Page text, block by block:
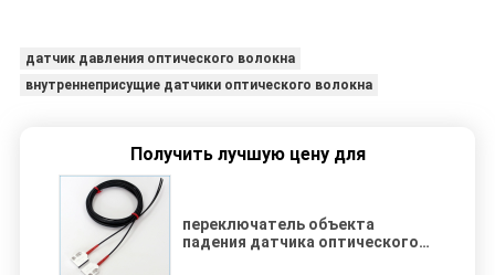
датчик давления оптического волокна
внутреннеприсущие датчики оптического волокна
Получить лучшую цену для
переключатель объекта
падения датчика оптического